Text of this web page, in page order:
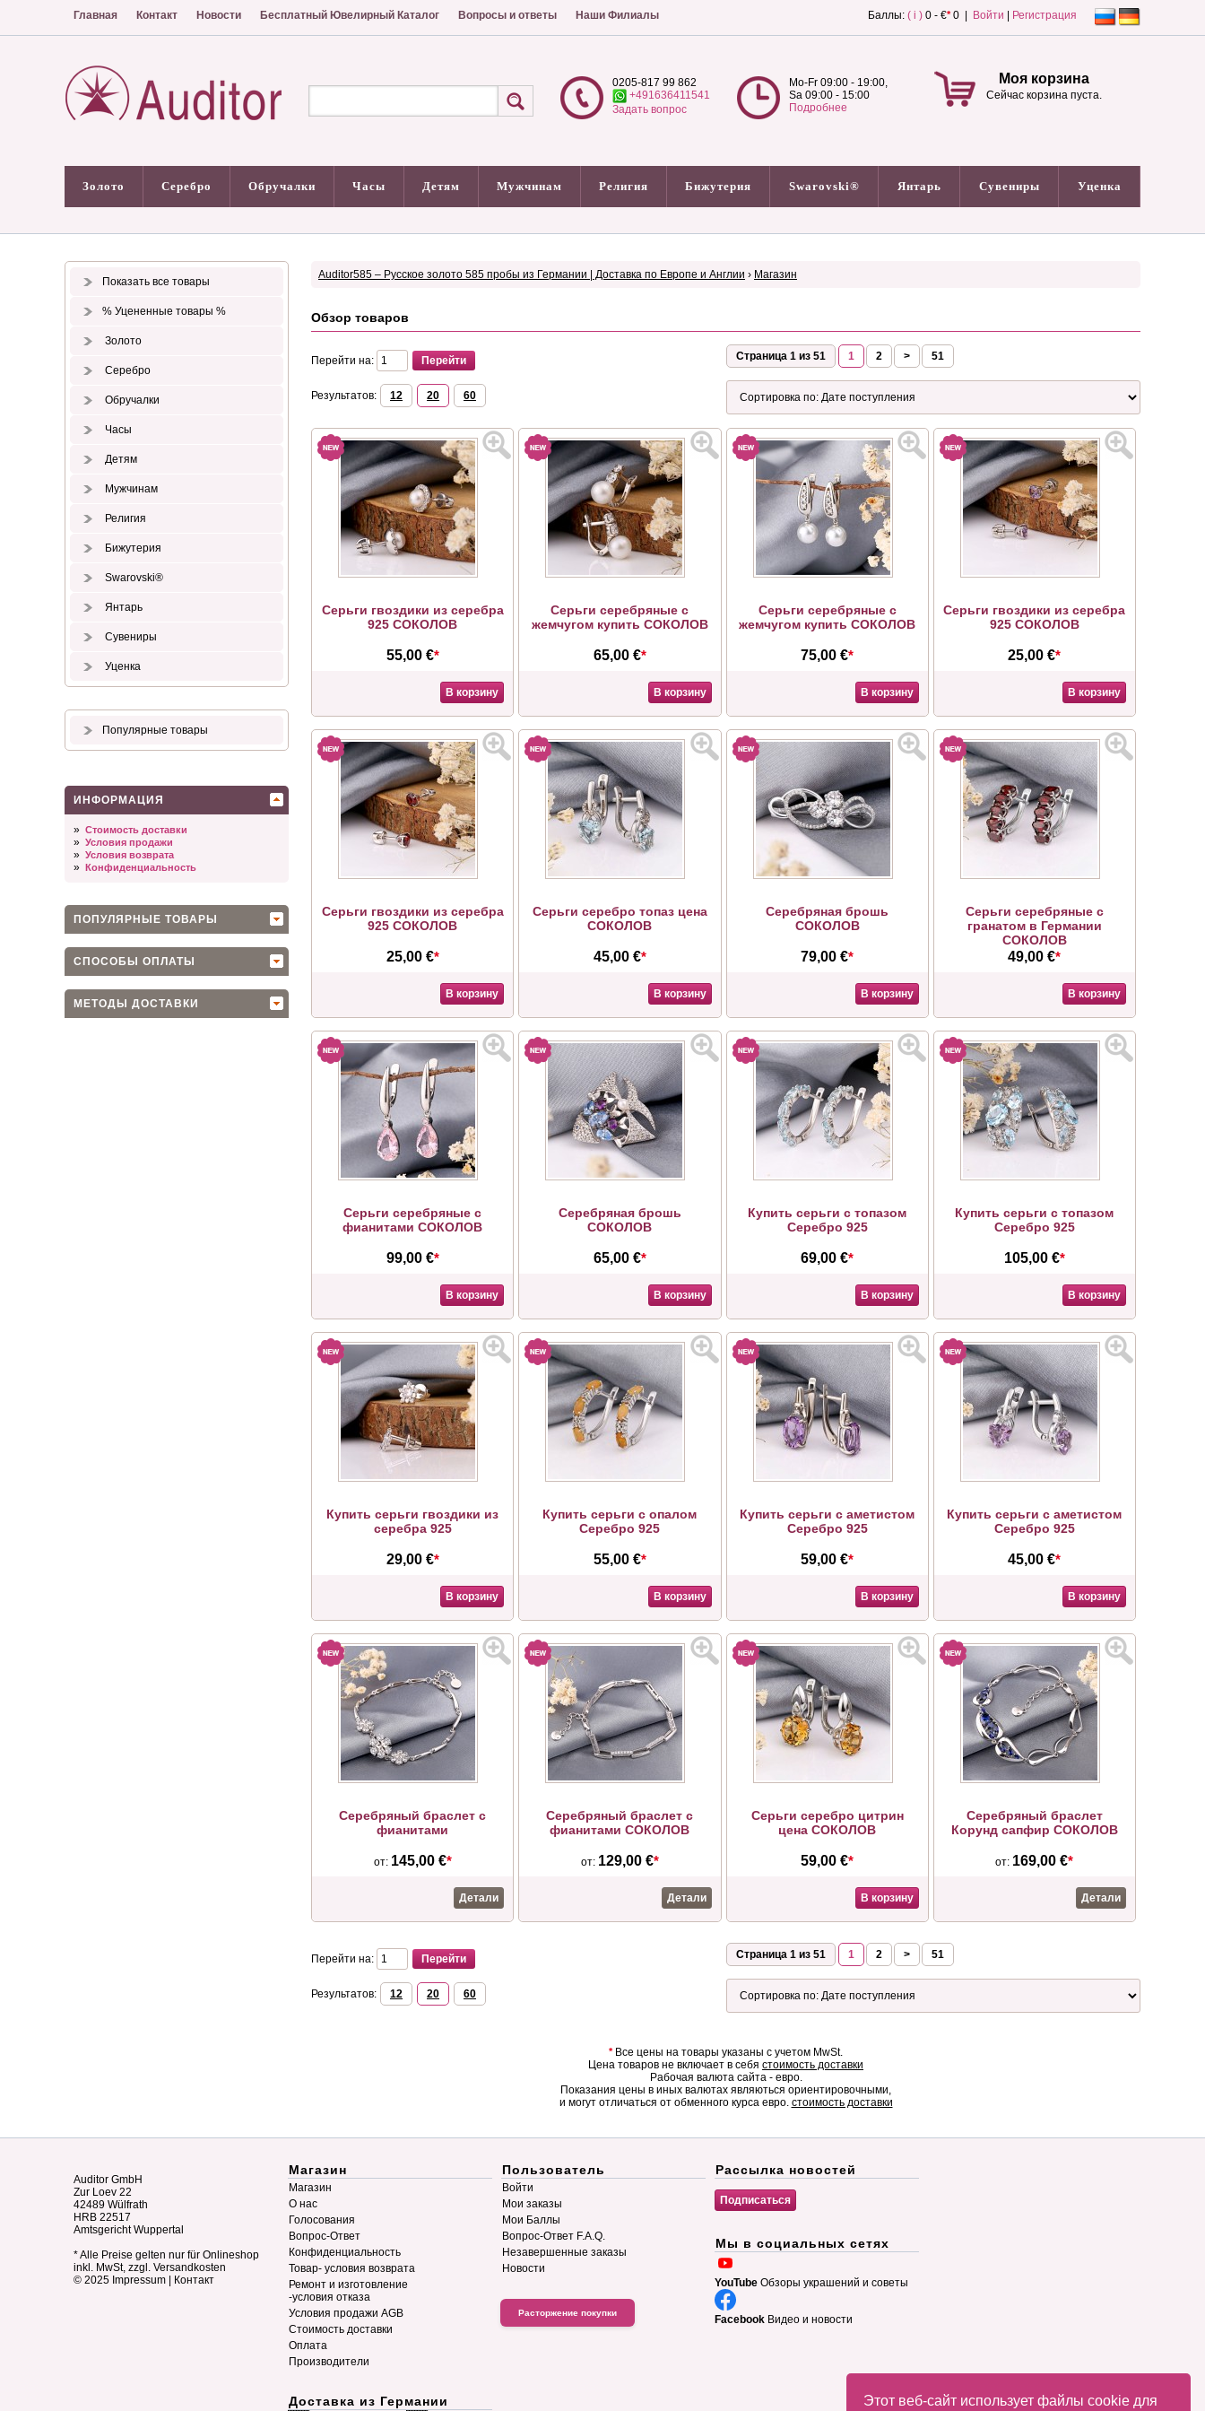
Этот веб-сайт использует файлы cookie для
Главная Контакт Новости Бесплатный Ювелирный Каталог Вопросы и ответы Наши Филиалы Баллы: ( i ) 0 - €*0 | Войти Регистрация
0205-817 99 862
+491636411541
Задать вопрос
Mo-Fr 09:00 - 19:00,
Sa 09:00 - 15:00
Подробнее
Моя корзина
Сейчас корзина пуста.
Золото Серебро Обручалки Часы Детям Мужчинам Религия Бижутерия Swarovski® Янтарь Сувениры Уценка
Показать все товары
% Уцененные товары %
Золото
Серебро
Обручалки
Часы
Детям
Мужчинам
Религия
Бижутерия
Swarovski®
Янтарь
Сувениры
Уценка
Популярные товары
ИНФОРМАЦИЯ
» Стоимость доставки
» Условия продажи
» Условия возврата
» Конфиденциальность
ПОПУЛЯРНЫЕ ТОВАРЫ
СПОСОБЫ ОПЛАТЫ
МЕТОДЫ ДОСТАВКИ
Auditor585 – Русское золото 585 пробы из Германии | Доставка по Европе и Англии › Магазин
Обзор товаров
Перейти на: Страница 1 из 51 1 2 > 51
Результатов: 12 20 60
Серьги гвоздики из серебра
925 СОКОЛОВ
55,00 €*
В корзину
Серьги серебряные с
жемчугом купить СОКОЛОВ
65,00 €*
В корзину
Серьги серебряные с
жемчугом купить СОКОЛОВ
75,00 €*
В корзину
Серьги гвоздики из серебра
925 СОКОЛОВ
25,00 €*
В корзину
Серьги гвоздики из серебра
925 СОКОЛОВ
25,00 €*
В корзину
Cерьги серебро топаз цена
СОКОЛОВ
45,00 €*
В корзину
Серебряная брошь
СОКОЛОВ
79,00 €*
В корзину
Серьги серебряные с
гранатом в Германии
СОКОЛОВ
49,00 €*
В корзину
Серьги серебряные с
фианитами СОКОЛОВ
99,00 €*
В корзину
Серебряная брошь
СОКОЛОВ
65,00 €*
В корзину
Купить серьги с топазом
Серебро 925
69,00 €*
В корзину
Купить серьги с топазом
Серебро 925
105,00 €*
В корзину
Купить серьги гвоздики из
серебра 925
29,00 €*
В корзину
Купить серьги с опалом
Серебро 925
55,00 €*
В корзину
Купить серьги с аметистом
Серебро 925
59,00 €*
В корзину
Купить серьги с аметистом
Серебро 925
45,00 €*
В корзину
Серебряный браслет с
фианитами
от: 145,00 €*
Детали
Серебряный браслет с
фианитами СОКОЛОВ
от: 129,00 €*
Детали
Cерьги серебро цитрин
цена СОКОЛОВ
59,00 €*
В корзину
Серебряный браслет
Корунд сапфир СОКОЛОВ
от: 169,00 €*
Детали
Перейти на: Страница 1 из 51 1 2 > 51
Результатов: 12 20 60
*Все цены на товары указаны с учетом MwSt.
Цена товаров не включает в себя стоимость доставки
Рабочая валюта сайта - евро.
Показания цены в иных валютах являються ориентировочными,
и могут отличаться от обменного курса евро. стоимость доставки
Auditor GmbH
Zur Loev 22
42489 Wülfrath
HRB 22517
Amtsgericht Wuppertal
* Alle Preise gelten nur für Onlineshop
inkl. MwSt, zzgl. Versandkosten
© 2025 Impressum Контакт
Магазин
Магазин
О нас
Голосования
Вопрос-Ответ
Конфиденциальность
Товар- условия возврата
Ремонт и изготовление
-условия отказа
Условия продажи AGB
Стоимость доставки
Оплата
Производители
Доставка из Германии
Пользователь
Войти
Мои заказы
Мои Баллы
Вопрос-Ответ F.A.Q.
Незавершенные заказы
Новости
Расторжение покупки
Рассылка новостей
Мы в социальных сетях
YouTube Обзоры украшений и советы
Facebook Видео и новости